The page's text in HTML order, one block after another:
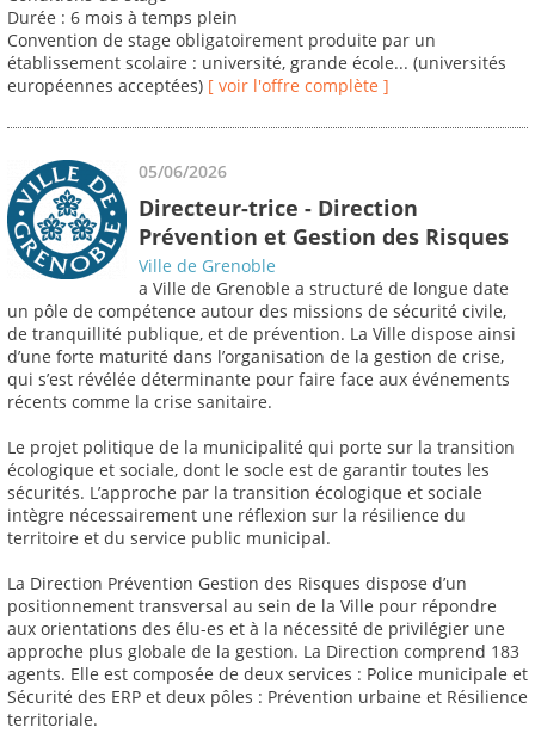
Durée : 6 mois à temps plein
Convention de stage obligatoirement produite par un
établissement scolaire : université, grande école... (universités
européennes acceptées) [ voir l'offre complète ]
05/06/2026
Directeur-trice - Direction
Prévention et Gestion des Risques
Ville de Grenoble
a Ville de Grenoble a structuré de longue date
un pôle de compétence autour des missions de sécurité civile,
de tranquillité publique, et de prévention. La Ville dispose ainsi
d’une forte maturité dans l’organisation de la gestion de crise,
qui s’est révélée déterminante pour faire face aux événements
récents comme la crise sanitaire.
Le projet politique de la municipalité qui porte sur la transition
écologique et sociale, dont le socle est de garantir toutes les
sécurités. L’approche par la transition écologique et sociale
intègre nécessairement une réflexion sur la résilience du
territoire et du service public municipal.
La Direction Prévention Gestion des Risques dispose d’un
positionnement transversal au sein de la Ville pour répondre
aux orientations des élu-es et à la nécessité de privilégier une
approche plus globale de la gestion. La Direction comprend 183
agents. Elle est composée de deux services : Police municipale et
Sécurité des ERP et deux pôles : Prévention urbaine et Résilience
territoriale.